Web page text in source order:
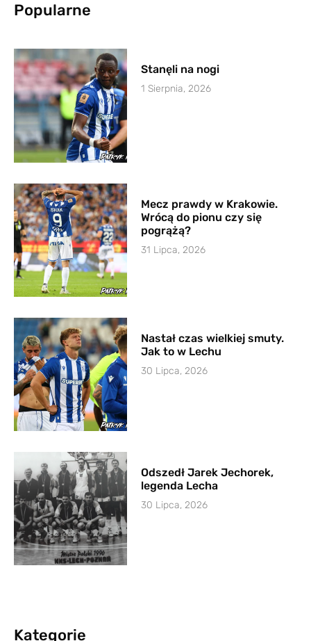
Popularne
Stanęli na nogi
1 Sierpnia, 2026
Mecz prawdy w Krakowie.
Wrócą do pionu czy się
pogrążą?
31 Lipca, 2026
Nastał czas wielkiej smuty.
Jak to w Lechu
30 Lipca, 2026
Odszedł Jarek Jechorek,
legenda Lecha
30 Lipca, 2026
Kategorie